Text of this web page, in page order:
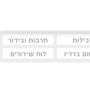
תרבות ובידור
ברדיו לוח שידורים